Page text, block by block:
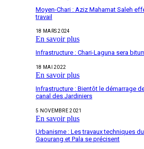
Moyen-Chari : Aziz Mahamat Saleh
travail
18 MARS 2024
En savoir plus
Infrastructure : Chari-Laguna sera
18 MAI 2022
En savoir plus
Infrastructure : Bientôt le démarrage
canal des Jardiniers
5 NOVEMBRE 2021
En savoir plus
Urbanisme : Les travaux techniques
Gaourang et Pala se précisent